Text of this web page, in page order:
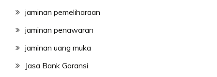
jaminan pemeliharaan
jaminan penawaran
jaminan uang muka
Jasa Bank Garansi